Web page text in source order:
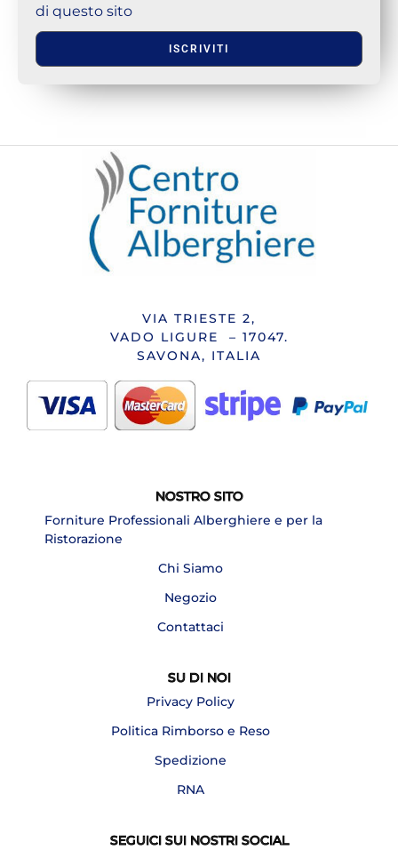
di questo sito
ISCRIVITI
VIA TRIESTE 2,
VADO LIGURE – 17047.
SAVONA, ITALIA
NOSTRO SITO
Forniture Professionali Alberghiere e per la
Ristorazione
Chi Siamo
Negozio
Contattaci
SU DI NOI
Privacy Policy
Politica Rimborso e Reso
Spedizione
RNA
SEGUICI SUI NOSTRI SOCIAL